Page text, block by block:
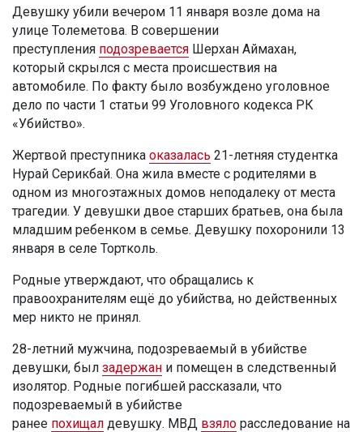
Девушку убили вечером 11 января возле дома на
улице Толеметова. В совершении
преступления подозревается Шерхан Аймахан,
который скрылся с места происшествия на
автомобиле. По факту было возбуждено уголовное
дело по части 1 статьи 99 Уголовного кодекса РК
«Убийство».
Жертвой преступника оказалась 21-летняя студентка
Нурай Серикбай. Она жила вместе с родителями в
одном из многоэтажных домов неподалеку от места
трагедии. У девушки двое старших братьев, она была
младшим ребенком в семье. Девушку похоронили 13
января в селе Тортколь.
Родные утверждают, что обращались к
правоохранителям ещё до убийства, но действенных
мер никто не принял.
28-летний мужчина, подозреваемый в убийстве
девушки, был задержан и помещен в следственный
изолятор. Родные погибшей рассказали, что
подозреваемый в убийстве
ранее похищал девушку. МВД взяло расследование на